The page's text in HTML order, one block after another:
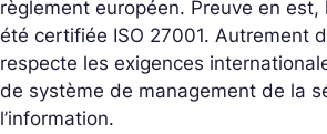
règlement européen. Preuve en est,
été certifiée ISO 27001. Autrement
respecte les exigences
de système de management de la
l’information.